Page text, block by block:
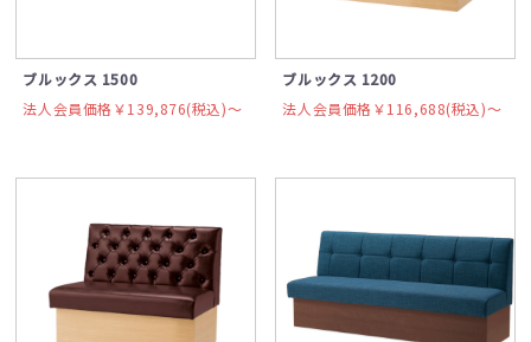
ブルックス 1500
法人会員価格￥139,876(税込)〜
ブルックス 1200
法人会員価格￥116,688(税込)〜